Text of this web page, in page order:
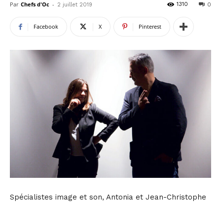
Par Chefs d'Oc - 2 juillet 2019 0
1310
Facebook X Pinterest
Spécialistes image et son, Antonia et Jean-Christophe